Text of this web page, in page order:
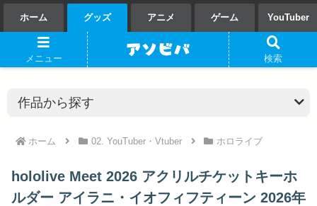
ホーム グッズ アニメ ゲーム YouTuber
ホーム 02. YouTuber・Vtuber ホロライブ
hololive Meet 2026 アクリルチケットキーホ
ルダー アイラニ・イオフィフティーン 2026年
メニュー 検索